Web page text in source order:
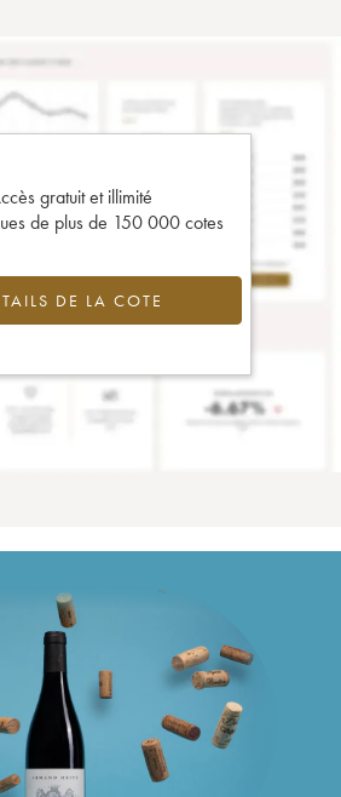
gratuit et illimité
de plus de 150 000 cotes
DE LA COTE